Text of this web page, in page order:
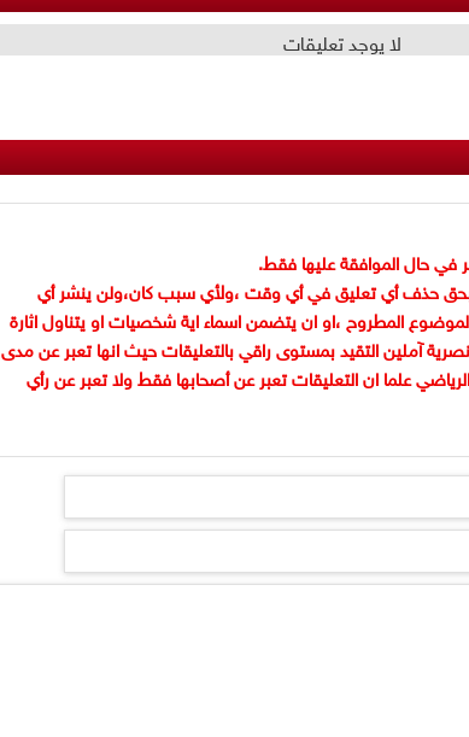
لا يوجد تعليقات
في حال الموافقة عليها فقط.
حذف أي تعليق في أي وقت ،ولأي سبب كان،ولن ينشر أي
المطروح ،او ان يتضمن اسماء اية شخصيات او يتناول اثارة
آملين التقيد بمستوى راقي بالتعليقات حيث انها تعبر عن مدى
علما ان التعليقات تعبر عن أصحابها فقط ولا تعبر عن رأي